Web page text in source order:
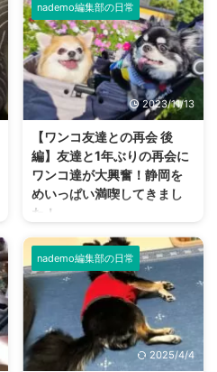
nademo編集部の日常
2023/11/13
【ワンコ友達との再会 後
編】友達と1年ぶりの再会に
ワンコ達が大興奮！静岡を
めいっぱい満喫してきまし
た！
前編ではワンコ友達のご紹介と、
静岡へ上陸するまでの内容をお伝
えしました。 静岡は、銀を乗せ
て高速道路で何回か通ったことが
ありますが、降りるのは初めて。
後編は、友達とモナちゃんとの再
会から静岡観光の様子を、2頭の
可愛いチワワと共にお伝えしま
nademo編集部の日常
2025/4/4